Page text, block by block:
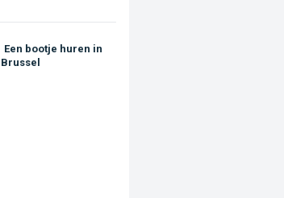
Een bootje huren in
Brussel